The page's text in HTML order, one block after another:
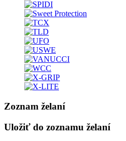
Zoznam želaní
Uložiť do zoznamu želaní